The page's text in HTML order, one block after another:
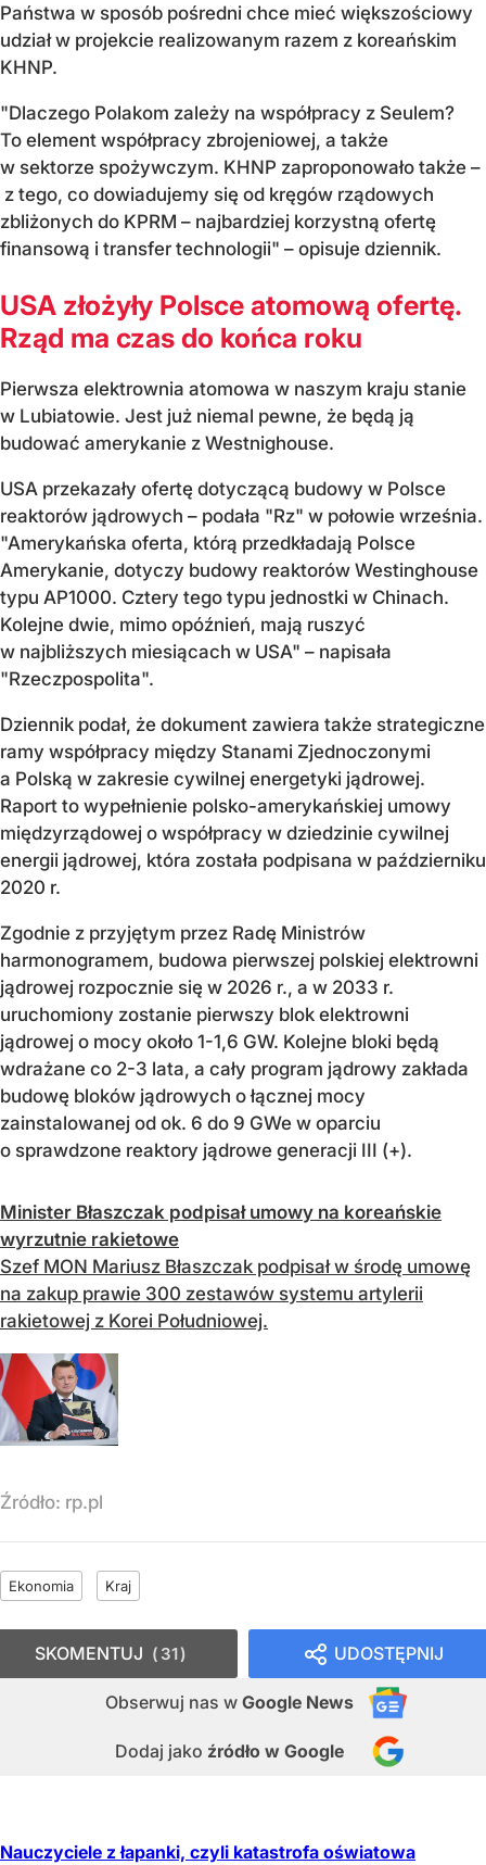
Państwa w sposób pośredni chce mieć większościowy
udział w projekcie realizowanym razem z koreańskim
KHNP.
"Dlaczego Polakom zależy na współpracy z Seulem?
To element współpracy zbrojeniowej, a także
w sektorze spożywczym. KHNP zaproponowało także –
z tego, co dowiadujemy się od kręgów rządowych
zbliżonych do KPRM – najbardziej korzystną ofertę
finansową i transfer technologii" – opisuje dziennik.
USA złożyły Polsce atomową ofertę.
Rząd ma czas do końca roku
Pierwsza elektrownia atomowa w naszym kraju stanie
w Lubiatowie. Jest już niemal pewne, że będą ją
budować amerykanie z Westnighouse.
USA przekazały ofertę dotyczącą budowy w Polsce
reaktorów jądrowych – podała "Rz" w połowie września.
"Amerykańska oferta, którą przedkładają Polsce
Amerykanie, dotyczy budowy reaktorów Westinghouse
typu AP1000. Cztery tego typu jednostki w Chinach.
Kolejne dwie, mimo opóźnień, mają ruszyć
w najbliższych miesiącach w USA" – napisała
"Rzeczpospolita".
Dziennik podał, że dokument zawiera także strategiczne
ramy współpracy między Stanami Zjednoczonymi
a Polską w zakresie cywilnej energetyki jądrowej.
Raport to wypełnienie polsko-amerykańskiej umowy
międzyrządowej o współpracy w dziedzinie cywilnej
energii jądrowej, która została podpisana w październiku
2020 r.
Zgodnie z przyjętym przez Radę Ministrów
harmonogramem, budowa pierwszej polskiej elektrowni
jądrowej rozpocznie się w 2026 r., a w 2033 r.
uruchomiony zostanie pierwszy blok elektrowni
jądrowej o mocy około 1-1,6 GW. Kolejne bloki będą
wdrażane co 2-3 lata, a cały program jądrowy zakłada
budowę bloków jądrowych o łącznej mocy
zainstalowanej od ok. 6 do 9 GWe w oparciu
o sprawdzone reaktory jądrowe generacji III (+).
Minister Błaszczak podpisał umowy na koreańskie
wyrzutnie rakietowe
Szef MON Mariusz Błaszczak podpisał w środę umowę
na zakup prawie 300 zestawów systemu artylerii
rakietowej z Korei Południowej.
Źródło: rp.pl
Ekonomia Kraj
UDOSTĘPNIJ
Obserwuj nas w Google News
Dodaj jako źródło w Google
SKOMENTUJ 31
Nauczyciele z łapanki, czyli katastrofa oświatowa